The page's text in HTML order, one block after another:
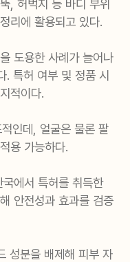
, 허벅지 등 바디 부위
리에 활용되고 있다.
도용한 사례가 늘어나
. 특허 여부 및 정품 시
적이다.
인데, 얼굴은 물론 팔
용 가능하다.
에서 특허를 취득한
안전성과 효과를 검증
성분을 배제해 피부 자